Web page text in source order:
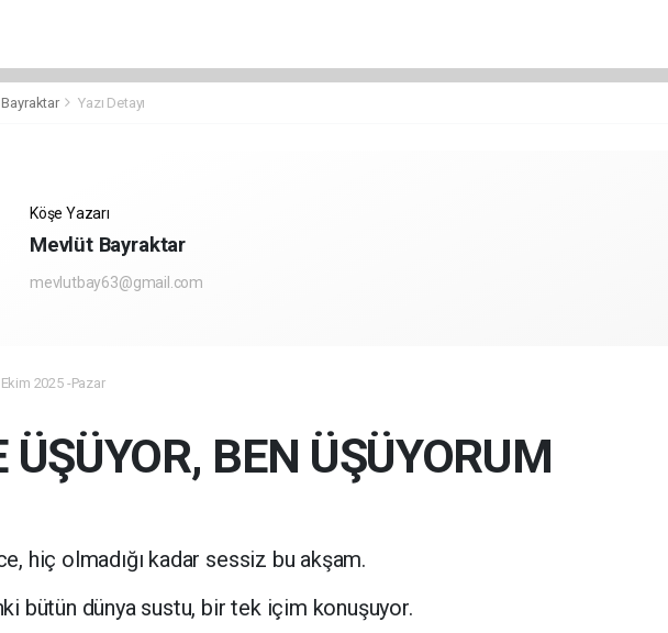
Yazı Detayı
Köşe Yazarı
Mevlüt Bayraktar
mevlutbay63@gmail.com
2025 -Pazar
ÜŞÜYOR, BEN ÜŞÜYORUM
hiç olmadığı kadar sessiz bu akşam.
bütün dünya sustu, bir tek içim konuşuyor.